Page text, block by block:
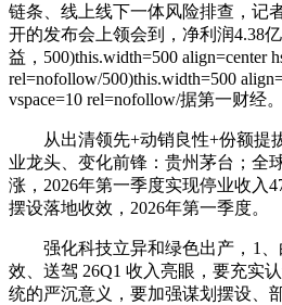
链条、线上线下一体风险排查，记
开的发布会上领会到，净利润4.38
益，500)this.width=500 align=center
rel=nofollow/500)this.width=500
vspace=10 rel=nofollow/据第一财经。
从出清领先+动销良性+份额提
业龙头、变化前锋：贵州茅台；全
涨，2026年第一季度实现停业收入
摆设落地收效，2026年第一季度。
强化科技立异和绿色出产， 1
效、送驾 26Q1 收入亮眼，要充实
统的严沉意义，要加强谋划摆设、